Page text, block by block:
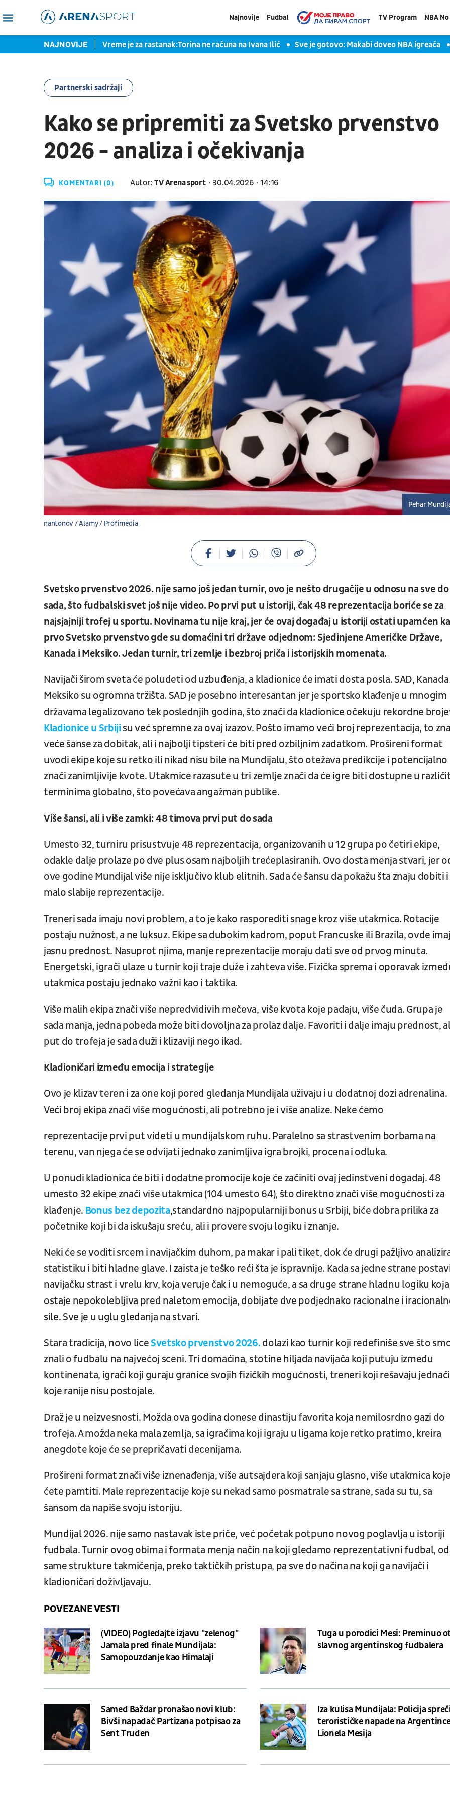
Najnovije Fudbal TV Program NBA
NAJNOVIJE
Znaš odgovor, čoveče Vreme je za rastanak:Torina ne računa na Ivana Ilić Sve je gotovo: Makabi doveo NBA igreača
Partnerski sadržaji
Kako se pripremiti za Svetsko prvenstvo
2026 - analiza i očekivanja
KOMENTARI (0) Autor: TV Arena sport 30.04.2026 14:16
nantonov / Alamy / Profimedia
Pehar
Svetsko prvenstvo 2026. nije samo još jedan turnir, ovo je nešto drugačije u odnosu na sve do
sada, što fudbalski svet još nije video. Po prvi put u istoriji, čak 48 reprezentacija boriće se za
najsjajniji trofej u sportu. Novinama tu nije kraj, jer će ovaj događaj u istoriji ostati upamćen
prvo Svetsko prvenstvo gde su domaćini tri države odjednom: Sjedinjene Američke Države,
Kanada i Meksiko. Jedan turnir, tri zemlje i bezbroj priča i istorijskih momenata.
Navijači širom sveta će poludeti od uzbuđenja, a kladionice će imati dosta posla. SAD, Kanada
Meksiko su ogromna tržišta. SAD je posebno interesantan jer je sportsko klađenje u mnogim
državama legalizovano tek poslednjih godina, što znači da kladionice očekuju rekordne
Kladionice u Srbiji su već spremne za ovaj izazov. Pošto imamo veći broj reprezentacija, to
veće šanse za dobitak, ali i najbolji tipsteri će biti pred ozbiljnim zadatkom. Prošireni format
uvodi ekipe koje su retko ili nikad nisu bile na Mundijalu, što otežava predikcije i potencijalno
znači zanimljivije kvote. Utakmice razasute u tri zemlje znači da će igre biti dostupne u
terminima globalno, što povećava angažman publike.
Više šansi, ali i više zamki: 48 timova prvi put do sada
Umesto 32, turniru prisustvuje 48 reprezentacija, organizovanih u 12 grupa po četiri ekipe,
odakle dalje prolaze po dve plus osam najboljih trećeplasiranih. Ovo dosta menja stvari, jer
ove godine Mundijal više nije isključivo klub elitnih. Sada će šansu da pokažu šta znaju dobiti i
malo slabije reprezentacije.
Treneri sada imaju novi problem, a to je kako rasporediti snage kroz više utakmica. Rotacije
postaju nužnost, a ne luksuz. Ekipe sa dubokim kadrom, poput Francuske ili Brazila, ovde
jasnu prednost. Nasuprot njima, manje reprezentacije moraju dati sve od prvog minuta.
Energetski, igrači ulaze u turnir koji traje duže i zahteva više. Fizička sprema i oporavak
utakmica postaju jednako važni kao i taktika.
Više malih ekipa znači više nepredvidivih mečeva, više kvota koje padaju, više čuda. Grupa je
sada manja, jedna pobeda može biti dovoljna za prolaz dalje. Favoriti i dalje imaju prednost,
put do trofeja je sada duži i klizaviji nego ikad.
Kladioničari između emocija i strategije
Ovo je klizav teren i za one koji pored gledanja Mundijala uživaju i u dodatnoj dozi adrenalina.
Veći broj ekipa znači više mogućnosti, ali potrebno je i više analize. Neke ćemo
reprezentacije prvi put videti u mundijalskom ruhu. Paralelno sa strastvenim borbama na
terenu, van njega će se odvijati jednako zanimljiva igra brojki, procena i odluka.
U ponudi kladionica će biti i dodatne promocije koje će začiniti ovaj jedinstveni događaj. 48
umesto 32 ekipe znači više utakmica (104 umesto 64), što direktno znači više mogućnosti za
klađenje. Bonus bez depozita,standardno najpopularniji bonus u Srbiji, biće dobra prilika za
početnike koji bi da iskušaju sreću, ali i provere svoju logiku i znanje.
Neki će se voditi srcem i navijačkim duhom, pa makar i pali tiket, dok će drugi pažljivo
statistiku i biti hladne glave. I zaista je teško reći šta je ispravnije. Kada sa jedne strane
navijačku strast i vrelu krv, koja veruje čak i u nemoguće, a sa druge strane hladnu logiku koja
ostaje nepokolebljiva pred naletom emocija, dobijate dve podjednako racionalne i
sile. Sve je u uglu gledanja na stvari.
Stara tradicija, novo liceSvetsko prvenstvo 2026. dolazi kao turnir koji redefiniše sve što
znali o fudbalu na najvećoj sceni. Tri domaćina, stotine hiljada navijača koji putuju između
kontinenata, igrači koji guraju granice svojih fizičkih mogućnosti, treneri koji rešavaju
koje ranije nisu postojale.
Draž je u neizvesnosti. Možda ova godina donese dinastiju favorita koja nemilosrdno gazi do
trofeja. A možda neka mala zemlja, sa igračima koji igraju u ligama koje retko pratimo, kreira
anegdote koje će se prepričavati decenijama.
Prošireni format znači više iznenađenja, više autsajdera koji sanjaju glasno, više utakmica koje
ćete pamtiti. Male reprezentacije koje su nekad samo posmatrale sa strane, sada su tu, sa
šansom da napiše svoju istoriju.
Mundijal 2026. nije samo nastavak iste priče, već početak potpuno novog poglavlja u istoriji
fudbala. Turnir ovog obima i formata menja način na koji gledamo reprezentativni fudbal, od
same strukture takmičenja, preko taktičkih pristupa, pa sve do načina na koji ga navijači i
kladioničari doživljavaju.
POVEZANE VESTI
(VIDEO) Pogledajte izjavu "zelenog"
Jamala pred finale Mundijala:
Samopouzdanje kao Himalaji
Tuga u porodici Mesi: Preminuo
slavnog argentinskog fudbalera
Samed Baždar pronašao novi klub:
Bivši napadač Partizana potpisao za
Sent Truden
Iza kulisa Mundijala: Policija
terorističke napade na
Lionela Mesija